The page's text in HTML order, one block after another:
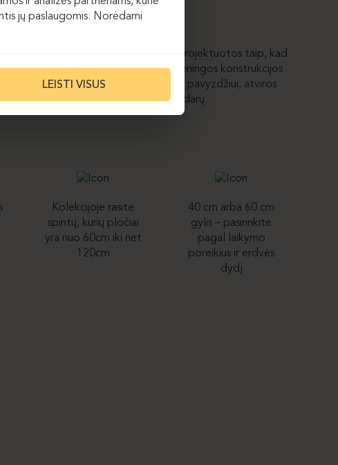
atviros ar uždaros SPIN spintos suprojektuotos taip, kad
pločio ir gylio matmenis. Dėl vieningos konstrukcijos
būti lengvai derinamos tarpusavyje – pavyzdžiui, atviros
gali būti komponuojamos greta uždarų.
Kolekcijoje rasite
spintų, kurių pločiai
yra nuo 60cm iki net
120cm
40 cm arba 60 cm
gylis – pasirinkite
pagal laikymo
poreikius ir erdvės
dydį
jų paslaugomis. Norėdami
LEISTI VISUS